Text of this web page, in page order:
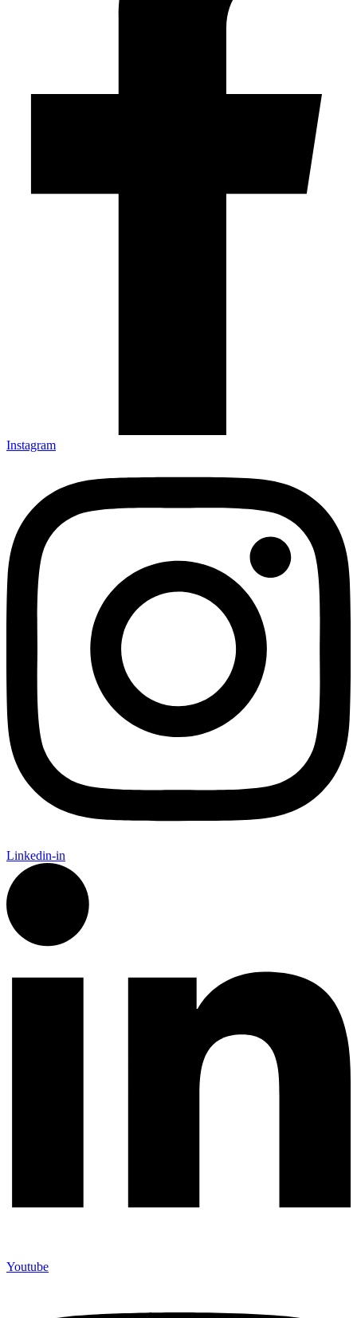
Instagram
Linkedin-in
Youtube